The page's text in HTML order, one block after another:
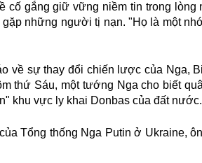
cố gắng giữ vững niềm tin trong lòng
những người tị nạn. "Họ là một
về sự thay đổi chiến lược của Nga,
thứ Sáu, một tướng Nga cho biết
khu vực ly khai Donbas của đất nước.
ủa Tổng thống Nga Putin ở Ukraine, ô